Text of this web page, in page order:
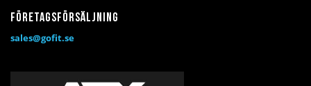
Företagsförsäljning
sales@gofit.se